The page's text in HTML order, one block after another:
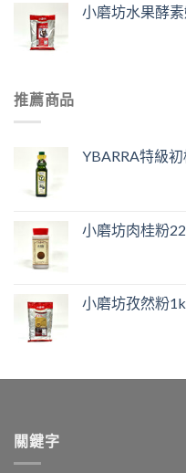
小磨坊水果酵
推薦商品
YBARRA特級
小磨坊肉桂粉
小磨坊孜然粉
關鍵字